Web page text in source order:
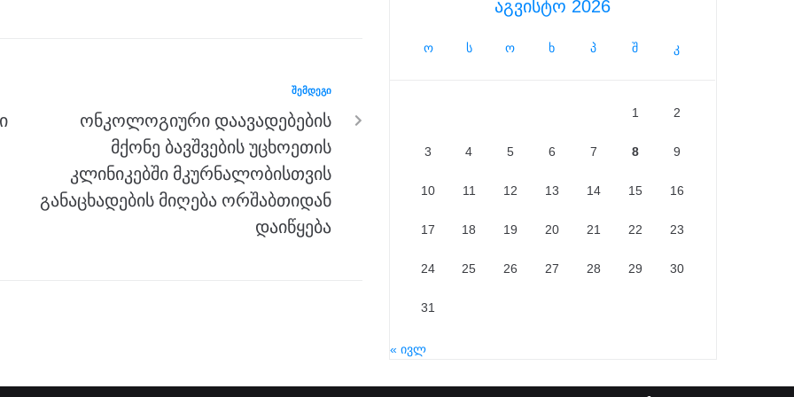
ᲨᲔᲛᲓᲔᲒᲘ
ონკოლოგიური დაავადებების
მქონე ბავშვების უცხოეთის
კლინიკებში მკურნალობისთვის
განაცხადების მიღება ორშაბთიდან
დაიწყება
აგვისტო 2026
ო ს ო ხ პ შ კ
1 2
3 4 5 6 7 8 9
10 11 12 13 14 15 16
17 18 19 20 21 22 23
24 25 26 27 28 29 30
31
« ივლ